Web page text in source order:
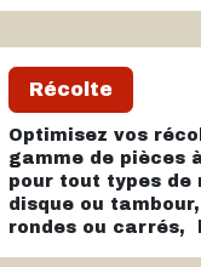
Récolte
Optimisez vos
gamme de pièces
pour tout types de
disque ou
rondes ou carrés,